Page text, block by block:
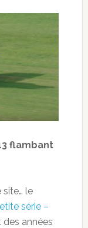
flambant
site… le
série –
des années